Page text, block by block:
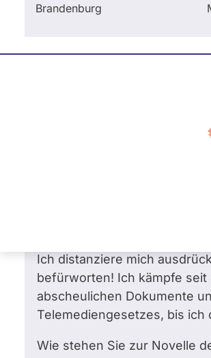
Brandenburg
Startseite Frage stellen Martin
Martin
Ich distanziere mich
befürworten! Ich kämpfe
abscheulichen Dokumente
Telemediengesetzes, bis ich
Wie stehen Sie zur Novelle